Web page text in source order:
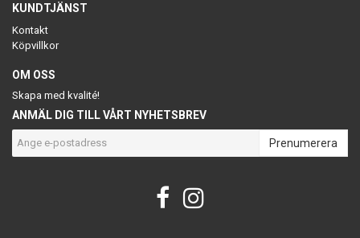
KUNDTJÄNST
Kontakt
Köpvillkor
OM OSS
Skapa med kvalité!
ANMÄL DIG TILL VÅRT NYHETSBREV
Prenumerera